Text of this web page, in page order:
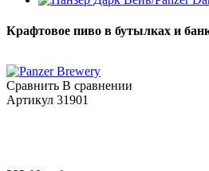
Крафтовое пиво в бутылках и
Сравнить В сравнении
Артикул 31901